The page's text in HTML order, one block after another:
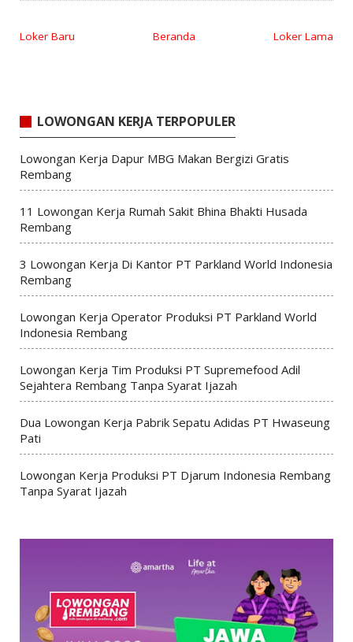
Loker Baru Loker Lama
Beranda
LOWONGAN KERJA TERPOPULER
Lowongan Kerja Dapur MBG Makan Bergizi Gratis
Rembang
11 Lowongan Kerja Rumah Sakit Bhina Bhakti Husada
Rembang
3 Lowongan Kerja Di Kantor PT Parkland World Indonesia
Rembang
Lowongan Kerja Operator Produksi PT Parkland World
Indonesia Rembang
Lowongan Kerja Tim Produksi PT Supremefood Adil
Sejahtera Rembang Tanpa Syarat Ijazah
Dua Lowongan Kerja Pabrik Sepatu Adidas PT Hwaseung
Pati
Lowongan Kerja Produksi PT Djarum Indonesia Rembang
Tanpa Syarat Ijazah